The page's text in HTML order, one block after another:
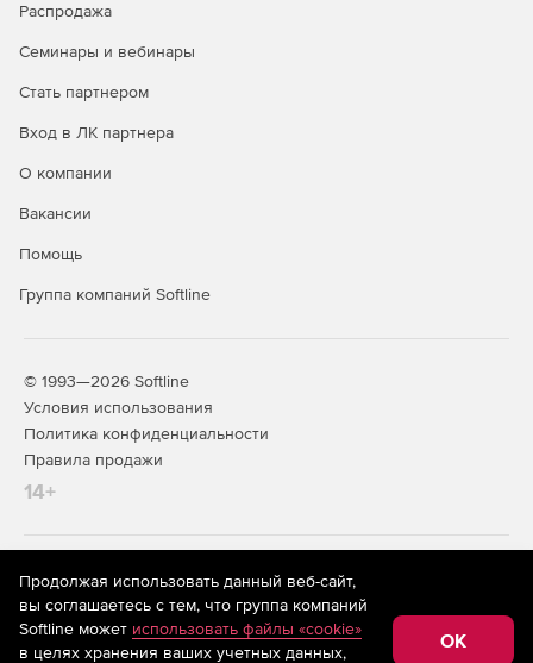
Сжатие изображений верхнего и нижнего
Обновленная библиотека PDF.
Распродажа
Семинары и вебинары
Стать партнером
Вход в ЛК партнера
О компании
Вакансии
Помощь
Группа компаний Softline
© 1993—2026 Softline
Условия использования
Политика конфиденциальности
Правила продажи
14+
На информационном ресурсе store.softline.ru применяются
рекомендательные технологии
(информационные технологии
предоставления информации на основе сбора,
систематизации и анализа сведений, относящихся к
предпочтениям пользователей сети «Интернет»,
Продолжая использовать данный веб-сайт,
вы соглашаетесь с тем, что группа компаний
Softline может использовать файлы «cookie»
в целях хранения ваших учетных данных,
OK